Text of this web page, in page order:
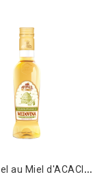
V
in de miel au Miel d'ACACIA - 0,18L